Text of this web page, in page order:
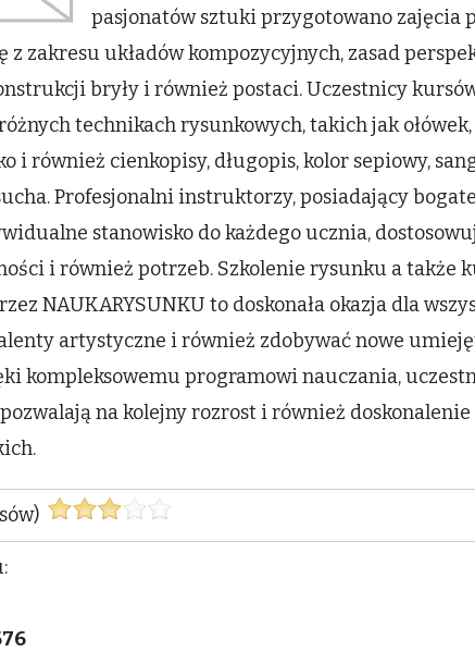
pasjonatów sztuki przygotowano zajęcia
z zakresu układów kompozycyjnych, zasad
bryły i również postaci. Uczestnicy
technikach rysunkowych, takich jak
i również cienkopisy, długopis, kolor sepiowy,
Profesjonalni instruktorzy, posiadający
stanowisko do każdego ucznia,
i również potrzeb. Szkolenie rysunku a także
NAUKARYSUNKU to doskonała okazja dla
artystyczne i również zdobywać nowe
kompleksowemu programowi nauczania,
na kolejny rozrost i również